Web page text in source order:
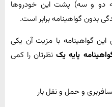
دو و سه) پشت این خودروها
بدون گواهینامه برابر است.
گواهینامه با مزیت آن یکی
پایه یک نظرتان را کمی
و حمل و نقل بار